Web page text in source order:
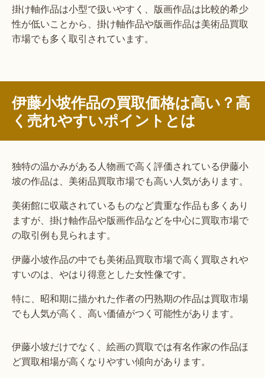
掛け軸作品は小型で扱いやすく、版画作品は比較的希少
性が低いことから、掛け軸作品や版画作品は美術品買取
市場でも多く取引されています。
伊藤小坡作品の買取価格は高い？高
く売れやすいポイントとは
独特の温かみがある人物画で高く評価されている伊藤小
坡の作品は、美術品買取市場でも高い人気があります。
美術館に収蔵されているものなど貴重な作品も多くあり
ますが、掛け軸作品や版画作品などを中心に買取市場で
の取引例も見られます。
伊藤小坡作品の中でも美術品買取市場で高く買取されや
すいのは、やはり得意とした女性像です。
特に、昭和期に描かれた作者の円熟期の作品は買取市場
でも人気が高く、高い価値がつく可能性があります。
伊藤小坡だけでなく、絵画の買取では有名作家の作品ほ
ど買取相場が高くなりやすい傾向があります。